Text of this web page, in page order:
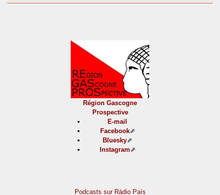
Région Gascogne
Prospective
E-mail
Facebook
Bluesky
Instagram
Podcasts sur Ràdio País